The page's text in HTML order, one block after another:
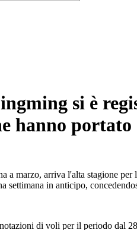
si è
hanno
a marzo, arriva l'alta stagione
settimana in anticipo,
di voli per il periodo dal